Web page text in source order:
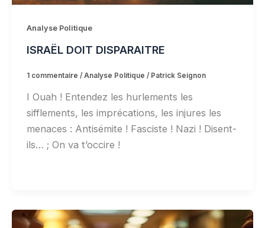
Analyse Politique
ISRAËL DOIT DISPARAITRE
1 commentaire /Analyse Politique / Patrick Seignon
I Ouah ! Entendez les hurlements les
sifflements, les imprécations, les injures les
menaces : Antisémite ! Fasciste ! Nazi ! Disent-
ils… ; On va t’occire !